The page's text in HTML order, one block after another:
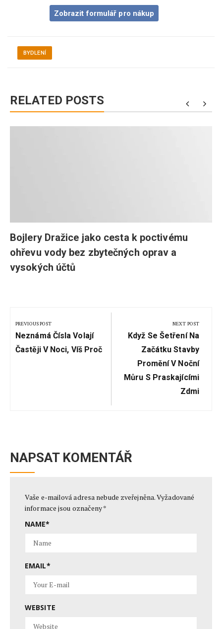
Zobrazit formulář pro nákup
BYDLENÍ
RELATED POSTS
Bojlery Dražice jako cesta k poctivému
ohřevu vody bez zbytečných oprav a
vysokých účtů
pro
příspěvek
PREVIOUS POST
Previous
Post:
Neznámá Čísla Volají
Častěji V Noci, Víš Proč
NEXT POST
Next
Post:
Když Se Šetření Na
Začátku Stavby
Promění V Noční
Můru S Praskajícími
Zdmi
NAPSAT KOMENTÁŘ
Vaše e-mailová adresa nebude zveřejněna.Vyžadované
informace jsou označeny*
NAME*
EMAIL*
WEBSITE